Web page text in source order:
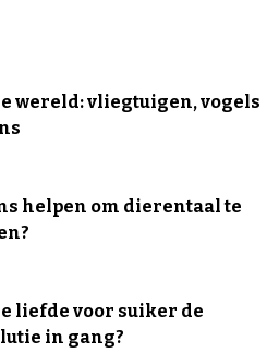
wereld: vliegtuigen, vogels
helpen om dierentaal te
liefde voor suiker de
in gang?